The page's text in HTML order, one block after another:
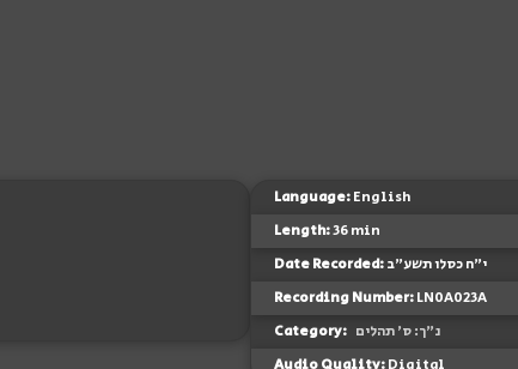
Language:English
Length:36 min
Date Recorded:י"ח כסלו תשע"ב
Recording Number:LN0A023A
Category: נ"ך: ס' תהלים
Audio Quality:Digital